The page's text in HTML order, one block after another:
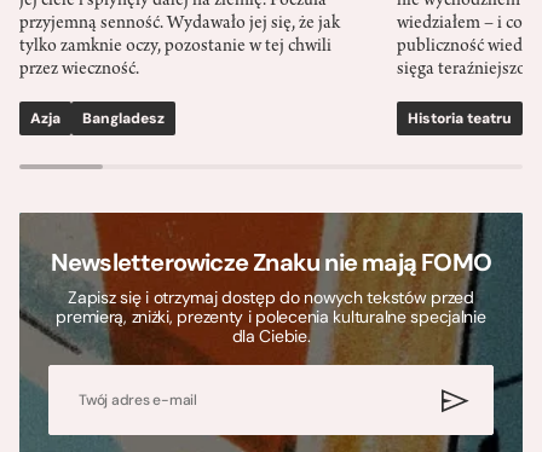
przyjemną senność. Wydawało jej się, że jak
tylko zamknie oczy, pozostanie w tej chwili
przez wieczność.
Azja Bangladesz
wiedziałem – i co
publiczność
sięga
Historia teatru
Newsletterowicze Znaku nie mają FOMO
Zapisz się i otrzymaj dostęp do nowych tekstów przed
premierą, zniżki, prezenty i polecenia kulturalne specjalnie
dla Ciebie.